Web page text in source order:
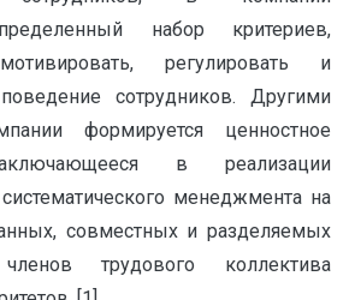
набор критериев,
регулировать и
сотрудников. Другими
формируется ценностное
в реализации
менеджмента на
совместных и разделяемых
трудового коллектива